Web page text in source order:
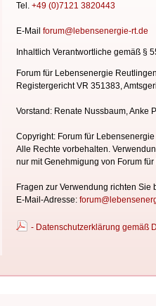
Tel. +49 (0)7121 3820443
E-Mail forum@lebensenergie-rt.de
Inhaltlich Verantwortliche gemäß §
Forum für Lebensenergie
Registergericht VR 351383,
Vorstand: Renate Nussbaum, Anke
Copyright: Forum für
Alle Rechte vorbehalten.
nur mit Genehmigung von Forum
Fragen zur Verwendung richten Sie
E-Mail-Adresse:
- Datenschutzerklärung gemäß